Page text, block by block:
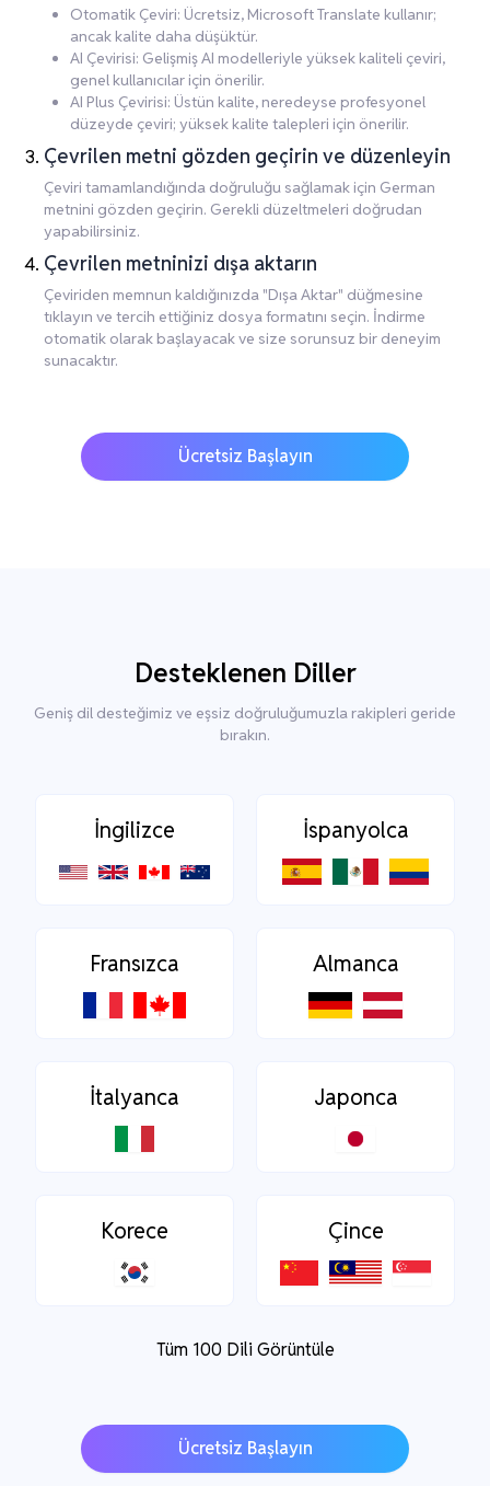
Otomatik Çeviri: Ücretsiz, Microsoft Translate kullanır;
ancak kalite daha düşüktür.
AI Çevirisi: Gelişmiş AI modelleriyle yüksek kaliteli çeviri,
genel kullanıcılar için önerilir.
AI Plus Çevirisi: Üstün kalite, neredeyse profesyonel
düzeyde çeviri; yüksek kalite talepleri için önerilir.
Çevrilen metni gözden geçirin ve düzenleyin
Çeviri tamamlandığında doğruluğu sağlamak için German
metnini gözden geçirin. Gerekli düzeltmeleri doğrudan
yapabilirsiniz.
Çevrilen metninizi dışa aktarın
Çeviriden memnun kaldığınızda "Dışa Aktar" düğmesine
tıklayın ve tercih ettiğiniz dosya formatını seçin. İndirme
otomatik olarak başlayacak ve size sorunsuz bir deneyim
sunacaktır.
Ücretsiz Başlayın
Desteklenen Diller
Geniş dil desteğimiz ve eşsiz doğruluğumuzla rakipleri geride
bırakın.
İngilizce İspanyolca
Fransızca Almanca
İtalyanca Japonca
Korece Çince
Tüm 100 Dili Görüntüle
Ücretsiz Başlayın